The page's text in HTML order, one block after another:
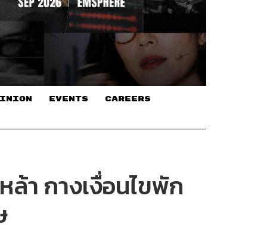
EVENTS CAREERS
า กางเงื่อนไขพัก